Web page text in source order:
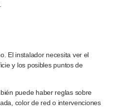
El instalador necesita ver el
y los posibles puntos de
puede haber reglas sobre
color de red o intervenciones